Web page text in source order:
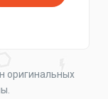
оригинальных